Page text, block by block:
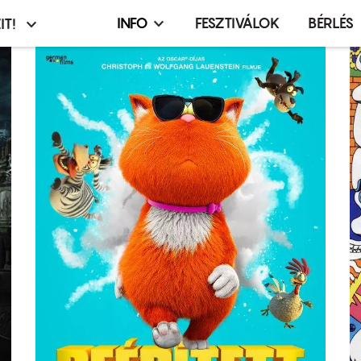
Infó,
esemény,
terembérlés
menü
INFO FESZTIVÁLOK BÉRLÉS